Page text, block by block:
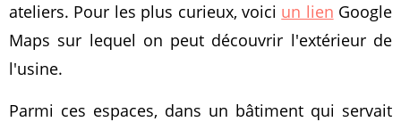
ateliers. Pour les plus curieux, voici un lien Google
Maps sur lequel on peut découvrir l'extérieur de
l'usine.
Parmi ces espaces, dans un bâtiment qui servait